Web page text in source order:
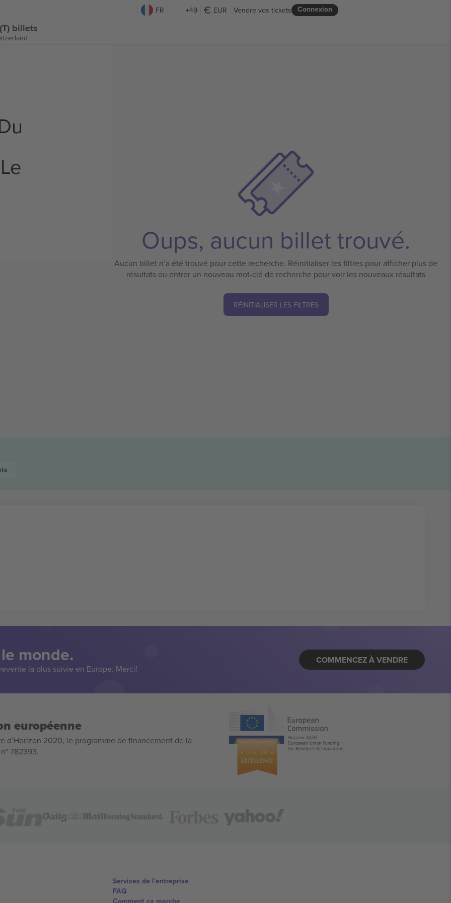
FR +49 EUR Connexion
Vendre vos tickets
billets
Oups, aucun billet trouvé.
Aucun billet n’a été trouvé pour cette recherche. Réinitialiser les filtres pour afficher plus de
résultats ou entrer un nouveau mot-clé de recherche pour voir les nouveaux résultats
RÉINITIALISER LES FILTRES
monde.
la plus suivie en Europe. Merci!
COMMENCEZ À VENDRE
européenne
d’Horizon 2020, le programme de financement de la
782393.
Services de l'entreprise
FAQ
Comment ça marche